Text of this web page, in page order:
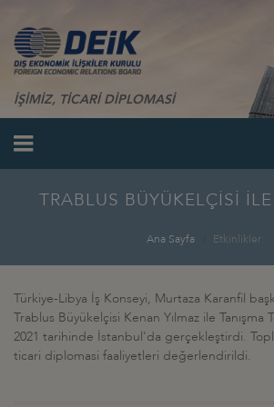
İŞİMİZ, TİCARİ DİPLOMASİ
TRABLUS BÜYÜKELÇİSİ
Ana Sayfa Etkinlikler
Türkiye-Libya İş Konseyi, Murtaza Karanfil
Trablus Büyükelçisi Kenan Yılmaz ile Tanışma
2021 tarihinde İstanbul'da gerçekleştirdi.
ticari diplomasi faaliyetleri değerlendirildi.